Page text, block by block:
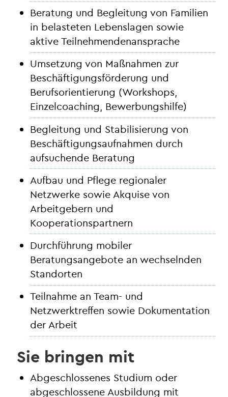
Beratung und Begleitung von Familien
in belasteten Lebenslagen sowie
aktive Teilnehmendenansprache
Umsetzung von Maßnahmen zur
Beschäftigungsförderung und
Berufsorientierung (Workshops,
Einzelcoaching, Bewerbungshilfe)
Begleitung und Stabilisierung von
Beschäftigungsaufnahmen durch
aufsuchende Beratung
Aufbau und Pflege regionaler
Netzwerke sowie Akquise von
Arbeitgebern und
Kooperationspartnern
Durchführung mobiler
Beratungsangebote an wechselnden
Standorten
Teilnahme an Team- und
Netzwerktreffen sowie Dokumentation
der Arbeit
Sie bringen mit
Abgeschlossenes Studium oder
abgeschlossene Ausbildung mit